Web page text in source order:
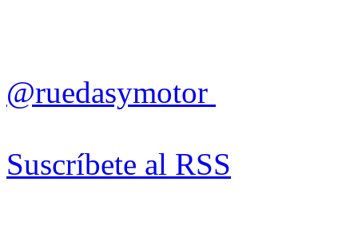
@ruedasymotor
Suscríbete al RSS